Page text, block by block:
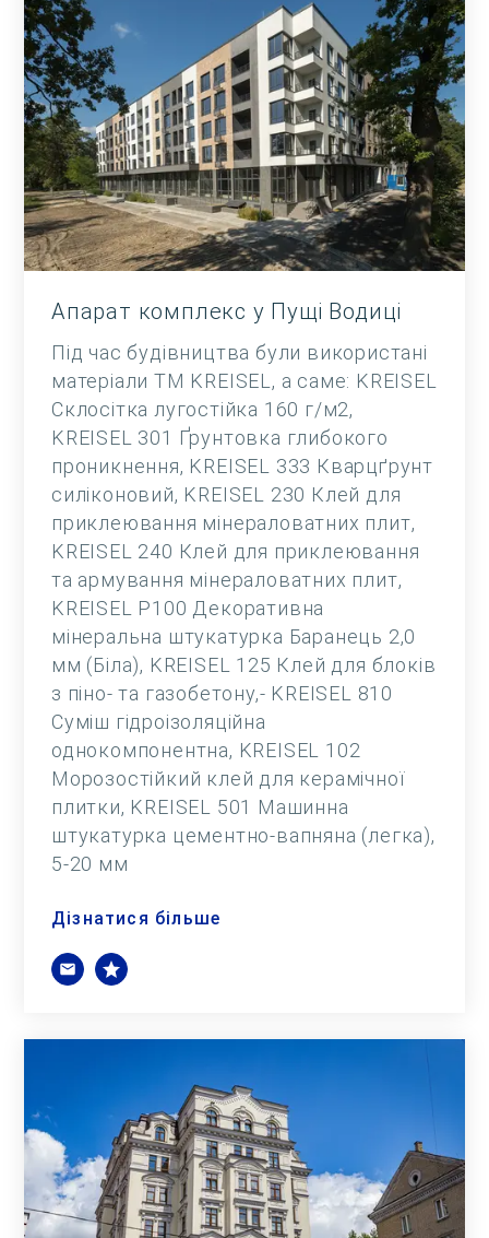
Апарат комплекс у Пущі Водиці
Під час будівництва були використані
матеріали ТМ KREISEL, а саме: KREISEL
Склосітка лугостійка 160 г/м2,
KREISEL 301 Ґрунтовка глибокого
проникнення, KREISEL 333 Кварцґрунт
силіконовий, KREISEL 230 Клей для
приклеювання мінераловатних плит,
KREISEL 240 Клей для приклеювання
та армування мінераловатних плит,
KREISEL Р100 Декоративна
мінеральна штукатурка Баранець 2,0
мм (Біла), KREISEL 125 Клей для блоків
з піно- та газобетону,- KREISEL 810
Суміш гідроізоляційна
однокомпонентна, KREISEL 102
Морозостійкий клей для керамічної
плитки, KREISEL 501 Машинна
штукатурка цементно-вапняна (легка),
5-20 мм
Дізнатися більше